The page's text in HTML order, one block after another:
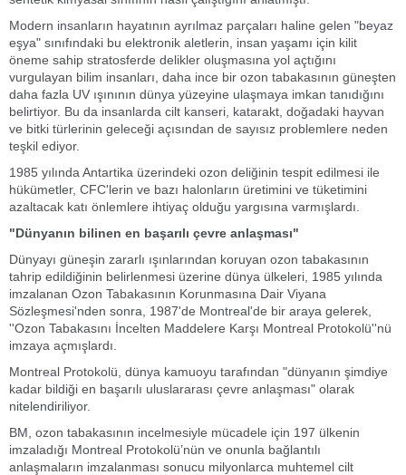
Modern insanların hayatının ayrılmaz parçaları haline gelen "beyaz
eşya" sınıfındaki bu elektronik aletlerin, insan yaşamı için kilit
öneme sahip stratosferde delikler oluşmasına yol açtığını
vurgulayan bilim insanları, daha ince bir ozon tabakasının güneşten
daha fazla UV ışınının dünya yüzeyine ulaşmaya imkan tanıdığını
belirtiyor. Bu da insanlarda cilt kanseri, katarakt, doğadaki hayvan
ve bitki türlerinin geleceği açısından de sayısız problemlere neden
teşkil ediyor.
1985 yılında Antartika üzerindeki ozon deliğinin tespit edilmesi ile
hükümetler, CFC'lerin ve bazı halonların üretimini ve tüketimini
azaltacak katı önlemlere ihtiyaç olduğu yargısına varmışlardı.
"Dünyanın bilinen en başarılı çevre anlaşması"
Dünyayı güneşin zararlı ışınlarından koruyan ozon tabakasının
tahrip edildiğinin belirlenmesi üzerine dünya ülkeleri, 1985 yılında
imzalanan Ozon Tabakasının Korunmasına Dair Viyana
Sözleşmesi'nden sonra, 1987'de Montreal'de bir araya gelerek,
''Ozon Tabakasını İncelten Maddelere Karşı Montreal Protokolü''nü
imzaya açmışlardı.
Montreal Protokolü, dünya kamuoyu tarafından "dünyanın şimdiye
kadar bildiği en başarılı uluslararası çevre anlaşması" olarak
nitelendiriliyor.
BM, ozon tabakasının incelmesiyle mücadele için 197 ülkenin
imzaladığı Montreal Protokolü’nün ve onunla bağlantılı
anlaşmaların imzalanması sonucu milyonlarca muhtemel cilt